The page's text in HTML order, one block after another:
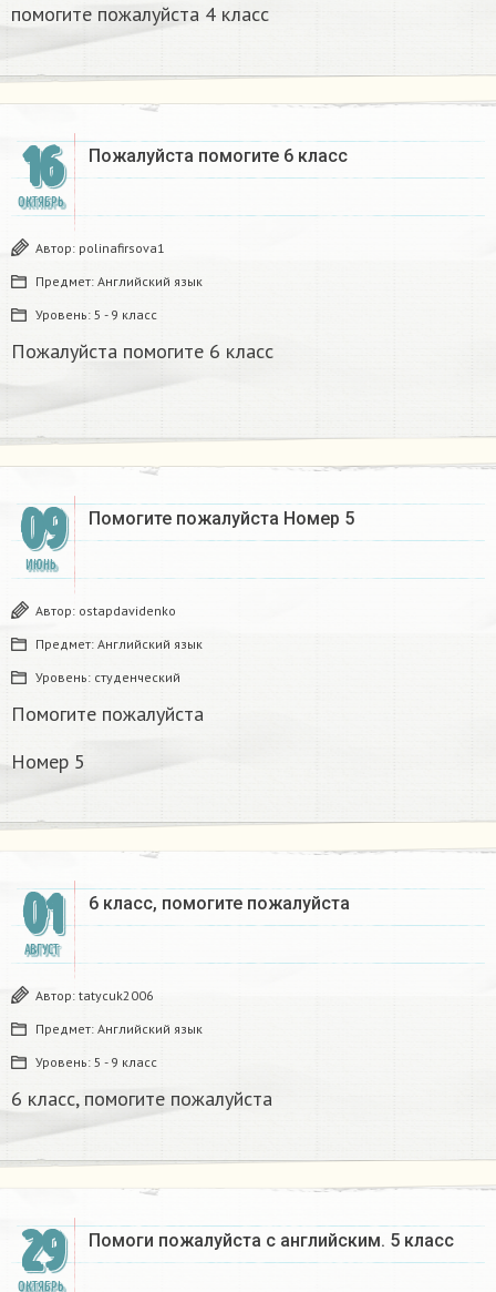
помогите пожалуйста 4 класс
16
ОКТЯБРЬ
Пожалуйста помогите 6 класс ​
Автор: polinafirsova1
Предмет: Английский язык
Уровень: 5 - 9 класс
Пожалуйста помогите 6 класс
09
ИЮНЬ
Помогите пожалуйста Номер 5
Автор: ostapdavidenko
Предмет: Английский язык
Уровень: студенческий
Помогите пожалуйста
Номер 5
01
АВГУСТ
6 класс, помогите пожалуйста
Автор: tatycuk2006
Предмет: Английский язык
Уровень: 5 - 9 класс
6 класс, помогите пожалуйста
29
ОКТЯБРЬ
Помоги пожалуйста с английским. 5 класс